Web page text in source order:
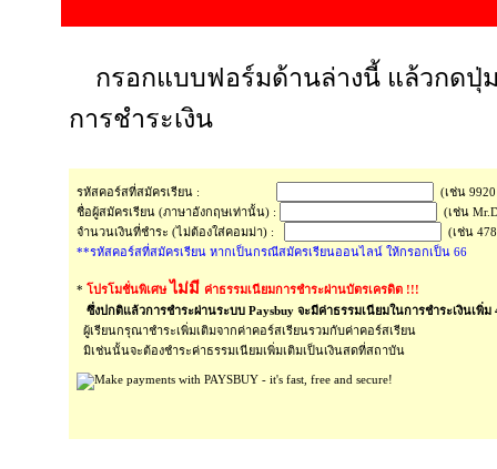
กรอกแบบฟอร์มด้านล่างนี้ แล้วกดปุ่
การชำระเงิน
รหัสคอร์สที่สมัครเรียน :
(เช่น
ชื่อผู้สมัครเรียน (ภาษาอังกฤษเท่านั้น) :
(เช่น
จำนวนเงินที่ชำระ (ไม่ต้องใส่คอมม่า) :
(เช่น
**รหัสคอร์สที่สมัครเรียน หากเป็นกรณีสมัครเรียนออนไลน์ ให้กรอกเป็น 66
*โปรโมชั่นพิเศษไม่มีค่าธรรมเนียมการชำระผ่านบัตรเครดิต !!!
ซึ่งปกติแล้วการชำระผ่านระบบ Paysbuy จะมีค่าธรรมเนียมในการชำระเงินเพิ่ม
ผู้เรียนกรุณาชำระเพิ่มเติมจากค่าคอร์สเรียนรวมกับค่าคอร์สเรียน
มิเช่นนั้นจะต้องชำระค่าธรรมเนียมเพิ่มเติมเป็นเงินสดที่สถาบัน